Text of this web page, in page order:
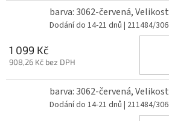
barva: 3062-červená,
Dodání do 14-21 dnů | 211484/
1 099 Kč
908,26 Kč bez DPH
barva: 3062-červená,
Dodání do 14-21 dnů | 211484/